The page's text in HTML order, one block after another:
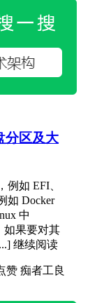
分区及大
例如 EFI、
如 Docker
中
如果要对其
继续阅读
赞 痴者工良